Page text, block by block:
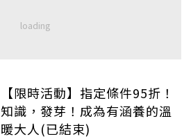
【限時活動】指定條件95折！
知識，發芽！成為有涵養的溫
暖大人(已結束)